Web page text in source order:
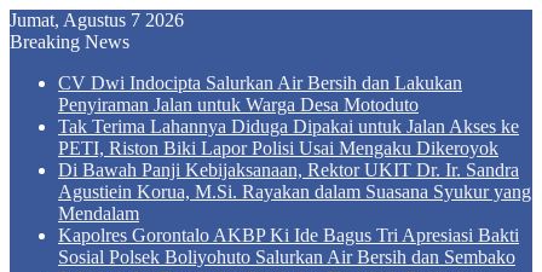
Jumat, Agustus 7 2026
Breaking News
CV Dwi Indocipta Salurkan Air Bersih dan Lakukan
Penyiraman Jalan untuk Warga Desa Motoduto
Tak Terima Lahannya Diduga Dipakai untuk Jalan Akses ke
PETI, Riston Biki Lapor Polisi Usai Mengaku Dikeroyok
Di Bawah Panji Kebijaksanaan, Rektor UKIT Dr. Ir. Sandra
Agustiein Korua, M.Si. Rayakan dalam Suasana Syukur yang
Mendalam
Kapolres Gorontalo AKBP Ki Ide Bagus Tri Apresiasi Bakti
Sosial Polsek Boliyohuto Salurkan Air Bersih dan Sembako